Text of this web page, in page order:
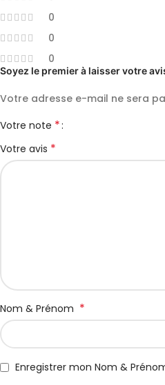
0
0
0
Soyez le premier à laisser votre avis
Votre adresse e-mail ne sera
Votre note *
Votre avis *
Nom & Prénom *
Enregistrer mon Nom &